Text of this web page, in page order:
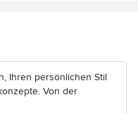
Ihren persönlichen Stil
Von der